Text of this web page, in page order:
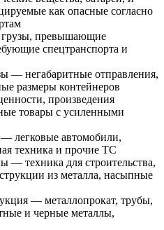
как опасные согласно
превышающие
спецтранспорта и
— негабаритные отправления,
размеры контейнеров
произведения
товары с усиленными
легковые автомобили,
техника и прочие ТС
— техника для строительства,
из металла, насыпные
— металлопрокат, трубы,
и черные металлы,